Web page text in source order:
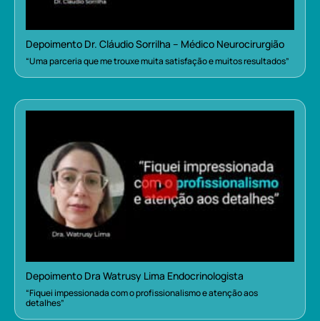
Depoimento Dr. Cláudio Sorrilha – Médico Neurocirurgião
“Uma parceria que me trouxe muita satisfação e muitos resultados”
Depoimento Dra Watrusy Lima Endocrinologista
“Fiquei impessionada com o profissionalismo e atenção aos
detalhes”